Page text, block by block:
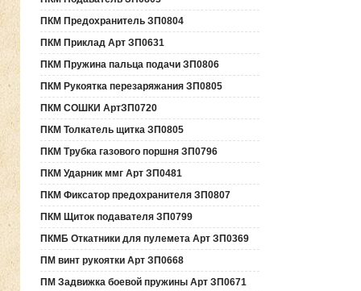
ПКМ Предохранитель ЗП0804
ПКМ Приклад Арт ЗП0631
ПКМ Пружина пальца подачи ЗП0806
ПКМ Рукоятка перезаряжания ЗП0805
ПКМ СОШКИ АртЗП0720
ПКМ Толкатель щитка ЗП0805
ПКМ Трубка газового поршня ЗП0796
ПКМ Ударник ммг Арт ЗП0481
ПКМ Фиксатор предохранителя ЗП0807
ПКМ Щиток подавателя ЗП0799
ПКМБ Откатники для пулемета Арт ЗП0369
ПМ винт рукоятки Арт ЗП0668
ПМ Задвижка боевой пружины Арт ЗП0671